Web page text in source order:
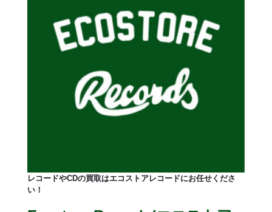
レコードやCDの買取はエコストアレコードにお任せくださ
い！